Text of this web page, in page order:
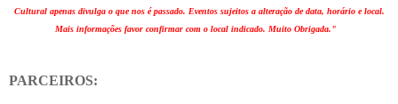
Cultural apenas divulga o que nos é passado. Eventos sujeitos a alteração de data, horário e local.
Mais informações favor confirmar com o local indicado. Muito Obrigada."
PARCEIROS: